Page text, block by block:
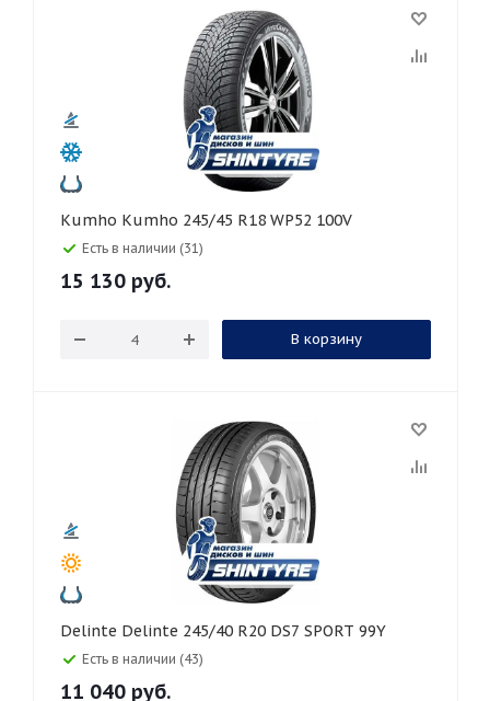
Kumho Kumho 245/45 R18 WP52 100V
Есть в наличии (31)
15 130 руб.
В корзину
Delinte Delinte 245/40 R20 DS7 SPORT 99Y
Есть в наличии (43)
11 040 руб.